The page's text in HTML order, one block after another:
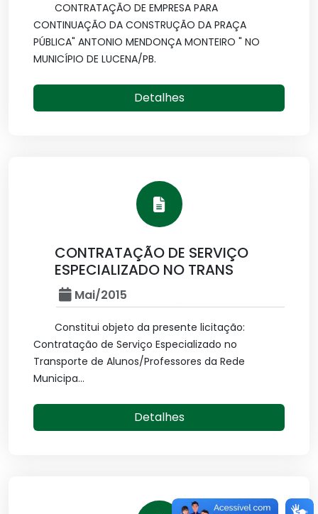
CONTRATAÇÃO DE EMPRESA PARA
CONTINUAÇÃO DA CONSTRUÇÃO DA PRAÇA
PÚBLICA" ANTONIO MENDONÇA MONTEIRO " NO
MUNICÍPIO DE LUCENA/PB.
Detalhes
CONTRATAÇÃO DE SERVIÇO
ESPECIALIZADO NO TRANS
Mai/2015
Constitui objeto da presente licitação:
Contratação de Serviço Especializado no
Transporte de Alunos/Professores da Rede
Municipa...
Detalhes